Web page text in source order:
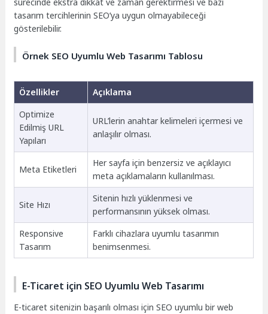
sürecinde ekstra dikkat ve zaman gerektirmesi ve bazı
tasarım tercihlerinin SEO’ya uygun olmayabileceği
gösterilebilir.
Örnek SEO Uyumlu Web Tasarımı Tablosu
Özellikler
Açıklama
Optimize
Edilmiş URL
Yapıları
URL’lerin anahtar kelimeleri içermesi ve
anlaşılır olması.
Meta Etiketleri
Her sayfa için benzersiz ve açıklayıcı
meta açıklamaların kullanılması.
Site Hızı
Sitenin hızlı yüklenmesi ve
performansının yüksek olması.
Responsive
Tasarım
Farklı cihazlara uyumlu tasarımın
benimsenmesi.
E-Ticaret için SEO Uyumlu Web Tasarımı
E-ticaret sitenizin başarılı olması için SEO uyumlu bir web